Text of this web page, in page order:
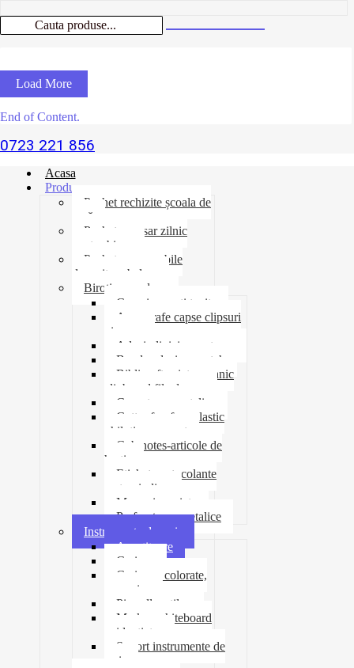
Load More
End of Content.
0723 221 856
Acasa
Produse
Pachet rechizite școala de
vară
Pachet necesar zilnic
pentru birou
Pachet consumabile
depozit-ambalare
Birotica-produse
Cosuri suporti tavite
Ace agrafe capse clipsuri
pioneze
Adeziv lipici corectoare
Banda adeziva-scotch
Biblioraft caiet mecanic
clipboard file dosare
Capsatoare metalice
Cutter foarfeca elastic
ghilotina magnet
Cub notes-articole de
hartie
Etichete autocolante
carton indigo
Mape si serviete
Perforatoare metalice
Instrumente de scris
Ascutitoare
Carioca
Creioane colorate,
mecanice
Pix roller stilou
Marker whiteboard
evidentiator
Suport instrumente de
scris